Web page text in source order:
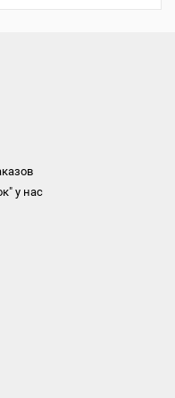
у нас